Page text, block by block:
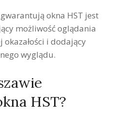
okna HST jest
możliwość oglądania
okazałości i dodający
wyglądu.
HST?